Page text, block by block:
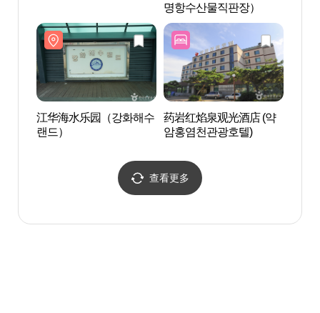
명항수산물직판장）
江华海水乐园（강화해수
랜드）
药岩红焰泉观光酒店 (약
암홍염천관광호텔)
查看更多